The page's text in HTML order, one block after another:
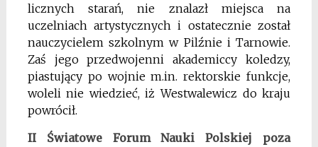
licznych starań, nie znalazł miejsca na
uczelniach artystycznych i ostatecznie został
nauczycielem szkolnym w Pilźnie i Tarnowie.
Zaś jego przedwojenni akademiccy koledzy,
piastujący po wojnie m.in. rektorskie funkcje,
woleli nie wiedzieć, iż Westwalewicz do kraju
powrócił.
II Światowe Forum Nauki Polskiej poza